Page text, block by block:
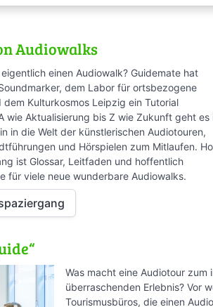
Audiowalks
einen Audiowalk? Guidemate hat
dem Labor für ortsbezogene
dem Kulturkosmos Leipzig ein Tutorial
wie Aktualisierung bis Z wie Zukunft geht es
in die Welt der künstlerischen Audiotouren,
und Hörspielen zum Mitlaufen.
ist Glossar, Leitfaden und hoffentlich
für viele neue wunderbare Audiowalks.
Was macht eine Audiotour
überraschenden Erlebnis? Vor
Tourismusbüros, die einen